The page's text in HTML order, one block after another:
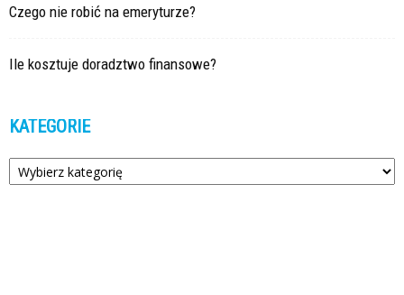
Czego nie robić na emeryturze?
Ile kosztuje doradztwo finansowe?
KATEGORIE
Kategorie